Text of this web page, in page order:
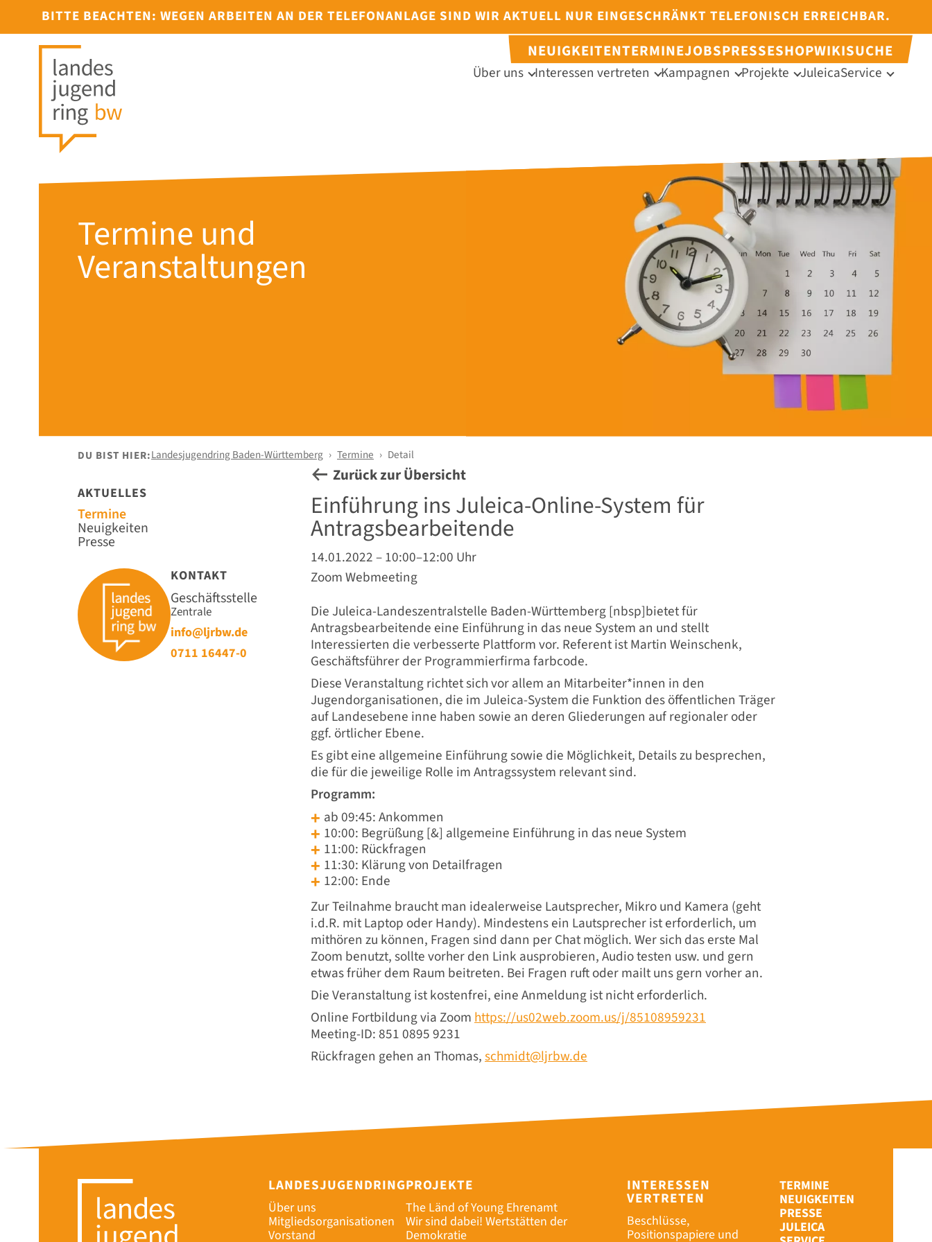
BITTE BEACHTEN: WEGEN ARBEITEN AN DER TELEFONANLAGE SIND WIR AKTUELL NUR EINGESCHRÄNKT TELEFONISCH ERREICHBAR.
NEUIGKEITENTERMINEJOBSPRESSESHOPWIKISUCHE
Über uns Interessen vertreten Kampagnen Projekte JuleicaService
Termine und
Veranstaltungen
DU BIST HIER:Landesjugendring Baden-Württemberg Termine Detail
AKTUELLES
Navigation
überspringen
Termine
Neuigkeiten
Presse
KONTAKT
Geschäftsstelle
Zentrale
info@ljrbw.de
0711 16447-0
Einführung ins Juleica-Online-System für
Antragsbearbeitende
14.01.2022 – 10:00–12:00 Uhr
Zoom Webmeeting
Die Juleica-Landeszentralstelle Baden-Württemberg [nbsp]bietet für
Antragsbearbeitende eine Einführung in das neue System an und stellt
Interessierten die verbesserte Plattform vor. Referent ist Martin Weinschenk,
Geschäftsführer der Programmierfirma farbcode.
Diese Veranstaltung richtet sich vor allem an Mitarbeiter*innen in den
Jugendorganisationen, die im Juleica-System die Funktion des öffentlichen Träger
auf Landesebene inne haben sowie an deren Gliederungen auf regionaler oder
ggf. örtlicher Ebene.
Es gibt eine allgemeine Einführung sowie die Möglichkeit, Details zu besprechen,
die für die jeweilige Rolle im Antragssystem relevant sind.
Programm:
ab 09:45: Ankommen
10:00: Begrüßung [&] allgemeine Einführung in das neue System
11:00: Rückfragen
11:30: Klärung von Detailfragen
12:00: Ende
Zur Teilnahme braucht man idealerweise Lautsprecher, Mikro und Kamera (geht
i.d.R. mit Laptop oder Handy). Mindestens ein Lautsprecher ist erforderlich, um
mithören zu können, Fragen sind dann per Chat möglich. Wer sich das erste Mal
Zoom benutzt, sollte vorher den Link ausprobieren, Audio testen usw. und gern
etwas früher dem Raum beitreten. Bei Fragen ruft oder mailt uns gern vorher an.
Die Veranstaltung ist kostenfrei, eine Anmeldung ist nicht erforderlich.
Online Fortbildung via Zoomhttps://us02web.zoom.us/j/85108959231
Meeting-ID: 851 0895 9231
Rückfragen gehen an Thomas,schmidt@ljrbw.de
Zurück zur Übersicht
LANDESJUGENDRING
Über uns
Mitgliedsorganisationen
Vorstand
PROJEKTE
The Länd of Young Ehrenamt
Wir sind dabei! Wertstätten der
Demokratie
INTERESSEN
VERTRETEN
Beschlüsse,
Positionspapiere und
TERMINE
NEUIGKEITEN
PRESSE
JULEICA